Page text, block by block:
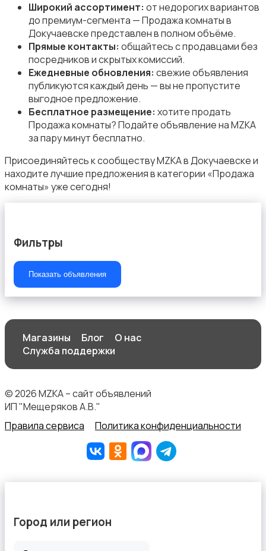
Широкий ассортимент: от недорогих вариантов
до премиум-сегмента — Продажа комнаты в
Докучаевске представлен в полном объёме.
Прямые контакты: общайтесь с продавцами без
посредников и скрытых комиссий.
Ежедневные обновления: свежие объявления
публикуются каждый день — вы не пропустите
выгодное предложение.
Бесплатное размещение: хотите продать
Продажа комнаты? Подайте объявление на MZKA
за пару минут бесплатно.
Присоединяйтесь к сообществу MZKA в Докучаевске и
находите лучшие предложения в категории «Продажа
комнаты» уже сегодня!
Фильтры
Показать объявления
Магазины Блог
О нас
Служба поддержки
© 2026 MZKA – сайт объявлений
ИП "Мещеряков А.В."
Правила сервиса
Политика конфиденциальности
Город или регион